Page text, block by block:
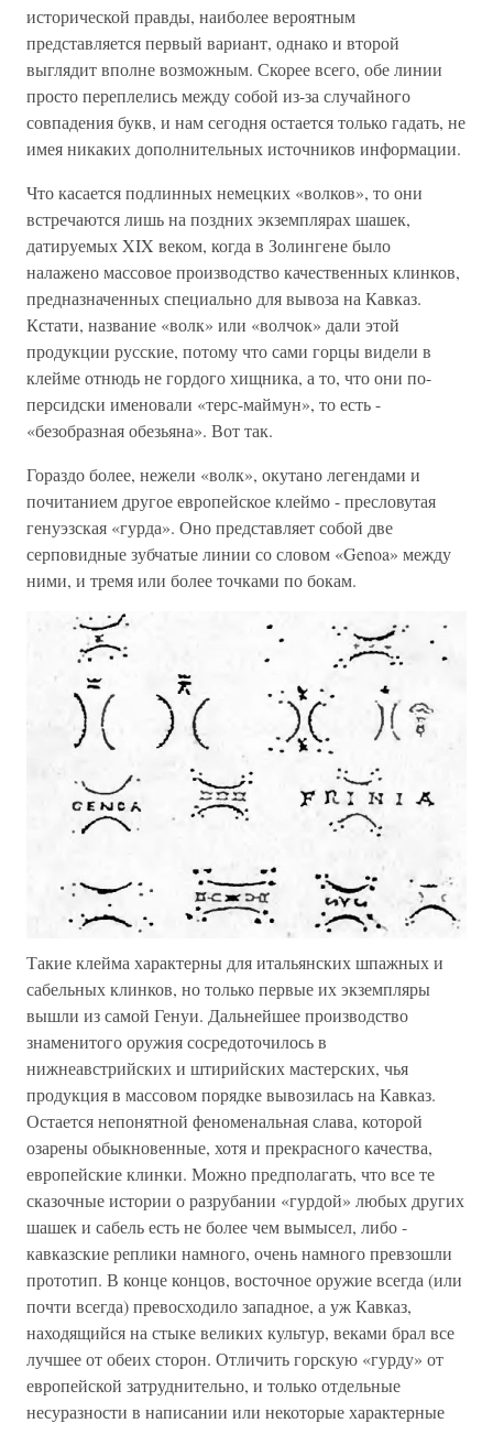
исторической правды, наиболее вероятным
представляется первый вариант, однако и второй
выглядит вполне возможным. Скорее всего, обе линии
просто переплелись между собой из-за случайного
совпадения букв, и нам сегодня остается только гадать, не
имея никаких дополнительных источников информации.
Что касается подлинных немецких «волков», то они
встречаются лишь на поздних экземплярах шашек,
датируемых XIX веком, когда в Золингене было
налажено массовое производство качественных клинков,
предназначенных специально для вывоза на Кавказ.
Кстати, название «волк» или «волчок» дали этой
продукции русские, потому что сами горцы видели в
клейме отнюдь не гордого хищника, а то, что они по-
персидски именовали «терс-маймун», то есть -
«безобразная обезьяна». Вот так.
Гораздо более, нежели «волк», окутано легендами и
почитанием другое европейское клеймо - пресловутая
генуэзская «гурда». Оно представляет собой две
серповидные зубчатые линии со словом «Genoa» между
ними, и тремя или более точками по бокам.
Такие клейма характерны для итальянских шпажных и
сабельных клинков, но только первые их экземпляры
вышли из самой Генуи. Дальнейшее производство
знаменитого оружия сосредоточилось в
нижнеавстрийских и штирийских мастерских, чья
продукция в массовом порядке вывозилась на Кавказ.
Остается непонятной феноменальная слава, которой
озарены обыкновенные, хотя и прекрасного качества,
европейские клинки. Можно предполагать, что все те
сказочные истории о разрубании «гурдой» любых других
шашек и сабель есть не более чем вымысел, либо -
кавказские реплики намного, очень намного превзошли
прототип. В конце концов, восточное оружие всегда (или
почти всегда) превосходило западное, а уж Кавказ,
находящийся на стыке великих культур, веками брал все
лучшее от обеих сторон. Отличить горскую «гурду» от
европейской затруднительно, и только отдельные
несуразности в написании или некоторые характерные